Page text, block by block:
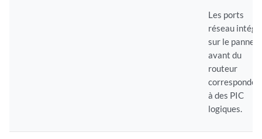
Les ports
réseau
sur le
avant du
routeur
à des PIC
logiques.